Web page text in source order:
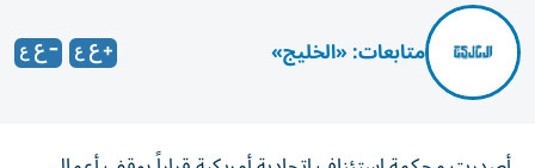
متابعات: «الخليج»